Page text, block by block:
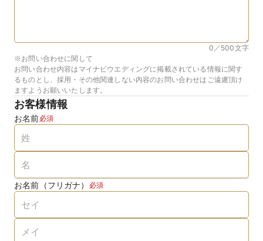
0／500文字
※お問い合わせに関して
お問い合わせ内容はマイナビウエディングに掲載されている情報に関す
るものとし、採用・その他関連しない内容のお問い合わせはご遠慮頂け
ますようお願いいたします。
お客様情報
お名前必須
お名前（フリガナ） 必須